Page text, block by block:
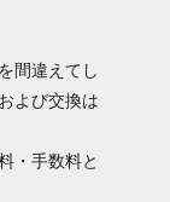
間違えてし
よび交換は
・手数料と